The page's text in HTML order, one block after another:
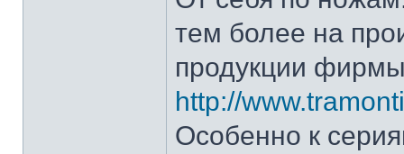
тем более на
продукции
http://
Особенно к